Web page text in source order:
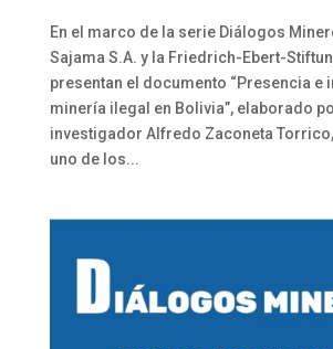
En el marco de la serie Diálogos
Sajama S.A. y la Friedrich-Ebert-
presentan el documento “Presencia e
minería ilegal en Bolivia”, elaborado
investigador Alfredo Zaconeta
uno de los...